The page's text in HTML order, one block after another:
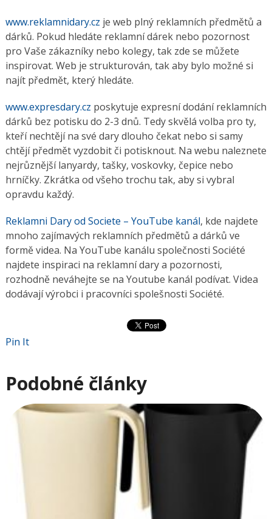
www.reklamnidary.cz je web plný reklamních předmětů a
dárků. Pokud hledáte reklamní dárek nebo pozornost
pro Vaše zákazníky nebo kolegy, tak zde se můžete
inspirovat. Web je strukturován, tak aby bylo možné si
najít předmět, který hledáte.
www.expresdary.cz poskytuje expresní dodání reklamních
dárků bez potisku do 2-3 dnů. Tedy skvělá volba pro ty,
kteří nechtějí na své dary dlouho čekat nebo si samy
chtějí předmět vyzdobit či potisknout. Na webu naleznete
nejrůznější lanyardy, tašky, voskovky, čepice nebo
hrníčky. Zkrátka od všeho trochu tak, aby si vybral
opravdu každý.
Reklamni Dary od Societe – YouTube kanál, kde najdete
mnoho zajímavých reklamních předmětů a dárků ve
formě videa. Na YouTube kanálu společnosti Société
najdete inspiraci na reklamní dary a pozornosti,
rozhodně neváhejte se na Youtube kanál podívat. Videa
dodávají výrobci i pracovníci spolešnosti Société.
Pin It
Podobné články